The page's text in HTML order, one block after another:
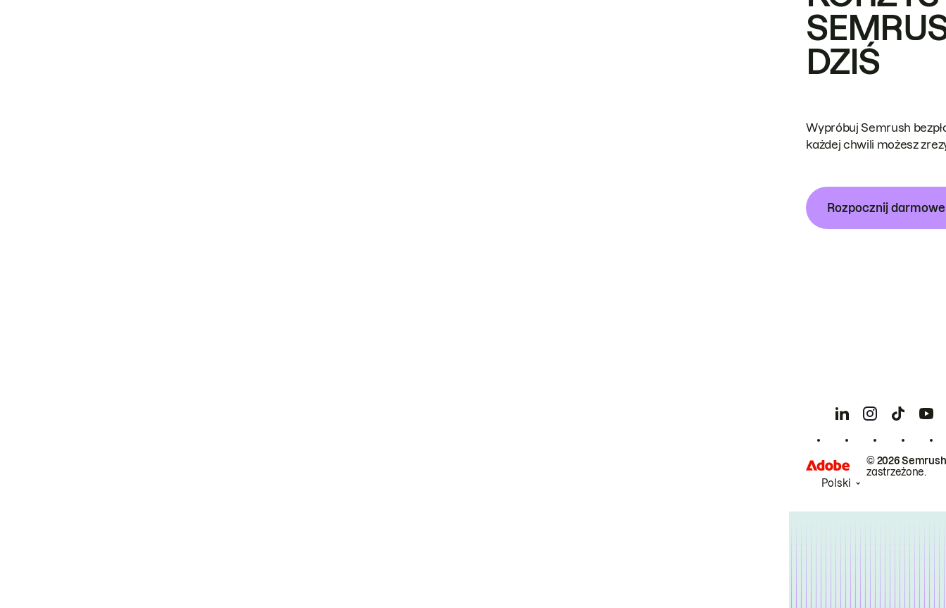
DZIŚ
Wypróbuj Semrush
każdej chwili możesz
Rozpocznij
© 2026
zastrzeżone.
Polski